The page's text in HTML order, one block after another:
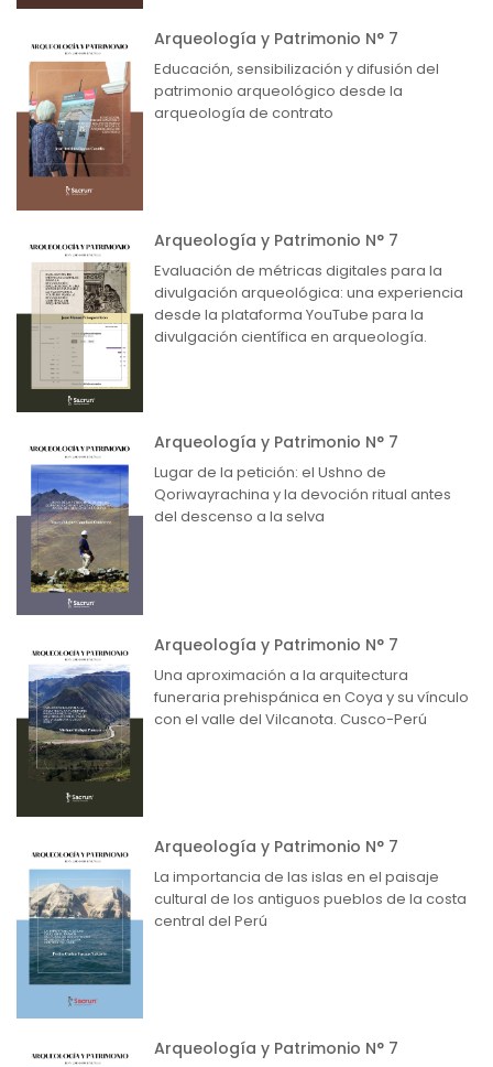
Arqueología y Patrimonio N° 7
Educación, sensibilización y difusión del
patrimonio arqueológico desde la
arqueología de contrato
Arqueología y Patrimonio N° 7
Evaluación de métricas digitales para la
divulgación arqueológica: una experiencia
desde la plataforma YouTube para la
divulgación científica en arqueología.
Arqueología y Patrimonio N° 7
Lugar de la petición: el Ushno de
Qoriwayrachina y la devoción ritual antes
del descenso a la selva
Arqueología y Patrimonio N° 7
Una aproximación a la arquitectura
funeraria prehispánica en Coya y su vínculo
con el valle del Vilcanota. Cusco-Perú
Arqueología y Patrimonio N° 7
La importancia de las islas en el paisaje
cultural de los antiguos pueblos de la costa
central del Perú
Arqueología y Patrimonio N° 7